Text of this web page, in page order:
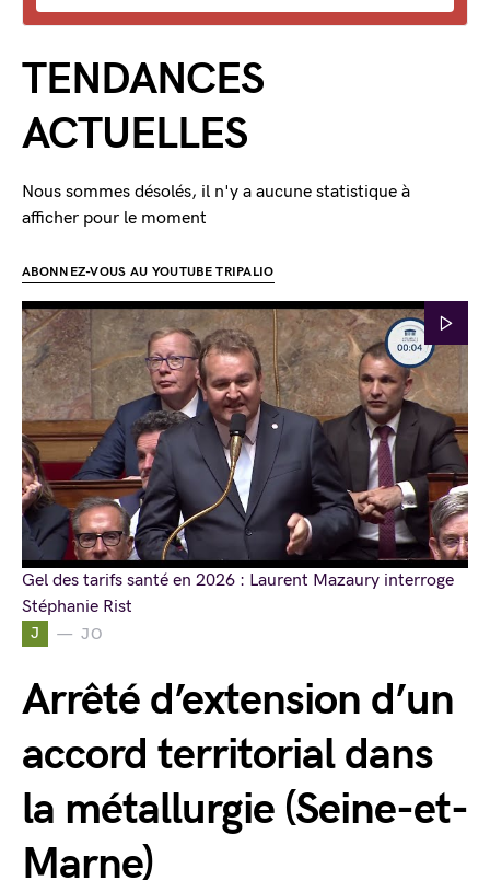
J JO
Arrêté d’extension d’un
accord territorial dans
la métallurgie (Seine-et-
Marne)
TENDANCES
ACTUELLES
Nous sommes désolés, il n'y a aucune statistique à
afficher pour le moment
ABONNEZ-VOUS AU YOUTUBE TRIPALIO
Gel des tarifs santé en 2026 : Laurent Mazaury interroge
Stéphanie Rist